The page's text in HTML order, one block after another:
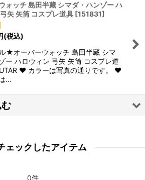
ォッチ 島田半藏 シマダ・ハンゾー ハ
矢 矢筒 コスプレ道具 [151831]
(税込)
★オーバーウォッチ 島田半藏 シマ
ー ハロウィン 弓矢 矢筒 コスプレ道
♥ カラーは写真の通りです。 ♥
…
ェックしたアイテム
0件